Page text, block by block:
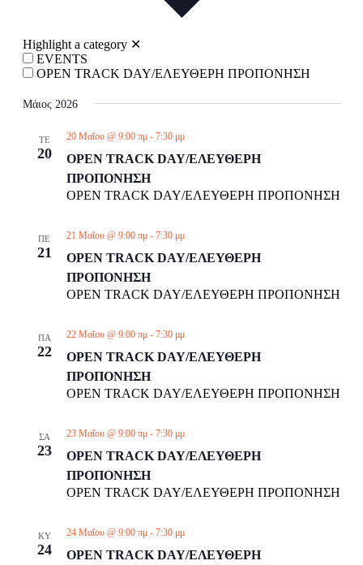
Highlight a category ✕
EVENTS
OPEN TRACK DAY/ΕΛΕΥΘΕΡΗ ΠΡΟΠΟΝΗΣΗ
Μάιος 2026
ΤΕ
20
OPEN TRACK DAY/ΕΛΕΥΘΕΡΗ
ΠΡΟΠΟΝΗΣΗ
20 Μαΐου @ 9:00 πμ- 7:30 μμ
OPEN TRACK DAY/ΕΛΕΥΘΕΡΗ ΠΡΟΠΟΝΗΣΗ
ΠΕ
21
OPEN TRACK DAY/ΕΛΕΥΘΕΡΗ
ΠΡΟΠΟΝΗΣΗ
21 Μαΐου @ 9:00 πμ- 7:30 μμ
OPEN TRACK DAY/ΕΛΕΥΘΕΡΗ ΠΡΟΠΟΝΗΣΗ
ΠΑ
22
OPEN TRACK DAY/ΕΛΕΥΘΕΡΗ
ΠΡΟΠΟΝΗΣΗ
22 Μαΐου @ 9:00 πμ- 7:30 μμ
OPEN TRACK DAY/ΕΛΕΥΘΕΡΗ ΠΡΟΠΟΝΗΣΗ
ΣΑ
23
OPEN TRACK DAY/ΕΛΕΥΘΕΡΗ
ΠΡΟΠΟΝΗΣΗ
23 Μαΐου @ 9:00 πμ- 7:30 μμ
OPEN TRACK DAY/ΕΛΕΥΘΕΡΗ ΠΡΟΠΟΝΗΣΗ
ΚΥ
24 OPEN TRACK DAY/ΕΛΕΥΘΕΡΗ
24 Μαΐου @ 9:00 πμ- 7:30 μμ